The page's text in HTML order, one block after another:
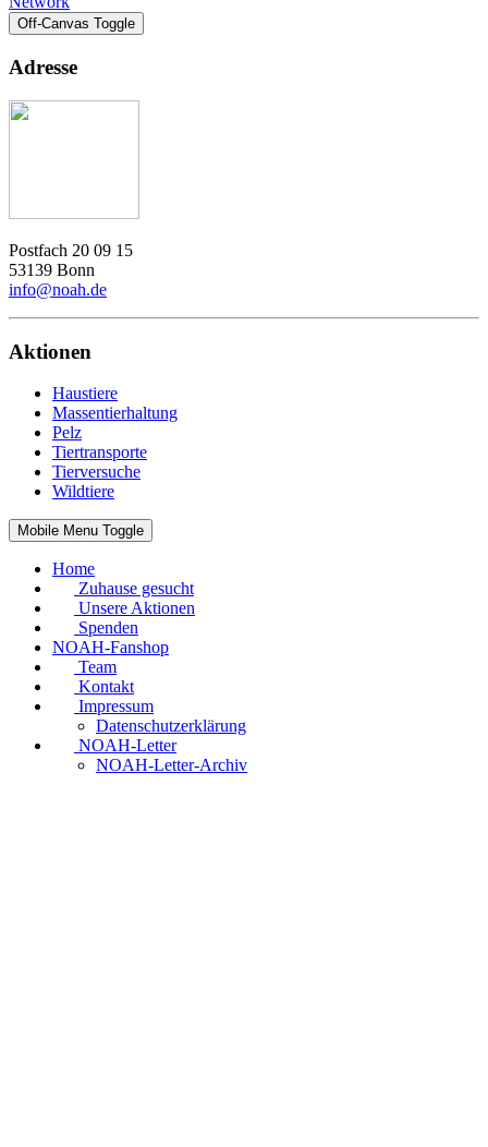
Off-Canvas Toggle
Adresse
Postfach 20 09 15
53139 Bonn
info@noah.de
Aktionen
Haustiere
Massentierhaltung
Pelz
Tiertransporte
Tierversuche
Wildtiere
Mobile Menu Toggle
Home
Zuhause gesucht
Unsere Aktionen
Spenden
NOAH-Fanshop
Team
Kontakt
Impressum
Datenschutzerklärung
NOAH-Letter
NOAH-Letter-Archiv